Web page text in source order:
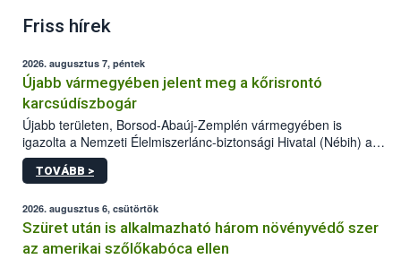
Friss hírek
2026. augusztus 7, péntek
Újabb vármegyében jelent meg a kőrisrontó
karcsúdíszbogár
Újabb területen, Borsod-Abaúj-Zemplén vármegyében is
igazolta a Nemzeti Élelmiszerlánc-biztonsági Hivatal (Nébih) a
kőrisrontó karcsúdíszbogár (Agrilus planipennis) jelenlétét. A
kártevőt nem csak színcsapdában találták meg, de már fertőzött
az intenzív felderítést, emellett az intézkedéseket a szlovák
hatósággal is összehangolják a terjedés megállítása érdekében.
TOVÁBB >
2026. augusztus 6, csütörtök
Szüret után is alkalmazható három növényvédő szer
az amerikai szőlőkabóca ellen